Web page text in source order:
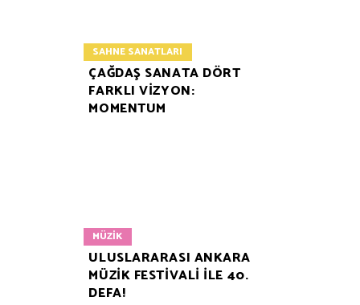
SAHNE SANATLARI
ÇAĞDAŞ SANATA DÖRT
FARKLI VİZYON:
MOMENTUM
MÜZIK
ULUSLARARASI ANKARA
MÜZİK FESTİVALİ İLE 40.
DEFA!